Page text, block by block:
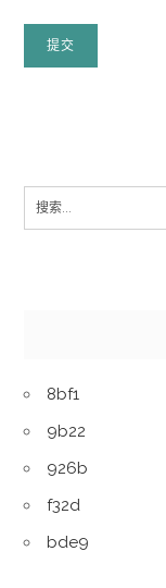
Search
8bf1
9b22
926b
f32d
bde9